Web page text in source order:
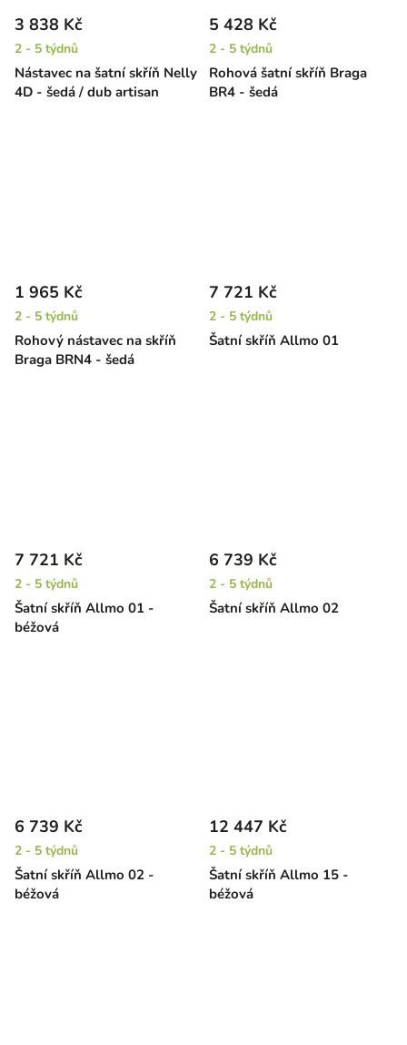
Nástavec na šatní skříň Nelly
4D - šedá / dub artisan
3 838 Kč
2 - 5 týdnů
Rohová šatní skříň Braga
BR4 - šedá
5 428 Kč
2 - 5 týdnů
Rohový nástavec na skříň
Braga BRN4 - šedá
1 965 Kč
2 - 5 týdnů
Šatní skříň Allmo 01
7 721 Kč
2 - 5 týdnů
Šatní skříň Allmo 01 -
béžová
7 721 Kč
2 - 5 týdnů
Šatní skříň Allmo 02
6 739 Kč
2 - 5 týdnů
Šatní skříň Allmo 02 -
béžová
6 739 Kč
2 - 5 týdnů
Šatní skříň Allmo 15 -
béžová
12 447 Kč
2 - 5 týdnů